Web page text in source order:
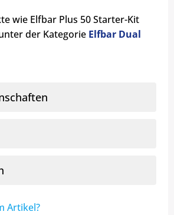
wie Elfbar Plus 50 Starter-Kit
der Kategorie Elfbar Dual
Artikel?